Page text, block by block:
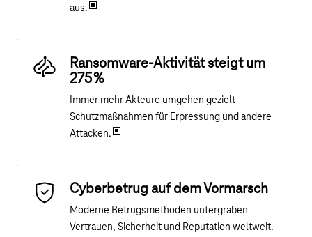
aus.
Ransomware-Aktivität steigt um
275 %
Immer mehr Akteure umgehen gezielt
Schutzmaßnahmen für Erpressung und andere
Attacken.
Cyberbetrug auf dem Vormarsch
Moderne Betrugsmethoden untergraben
Vertrauen, Sicherheit und Reputation weltweit.